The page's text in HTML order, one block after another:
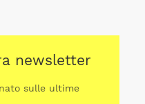
newsletter
sulle ultime